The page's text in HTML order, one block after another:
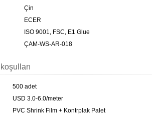
Çin
ECER
ISO 9001, FSC, E1 Glue
ÇAM-WS-AR-018
500 adet
USD 3.0-6.0/meter
PVC Shrink Film + Kontrplak Palet